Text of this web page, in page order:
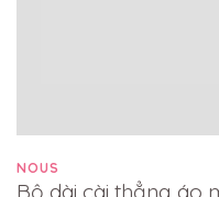
NOUS
Bộ dài cài thẳng áo